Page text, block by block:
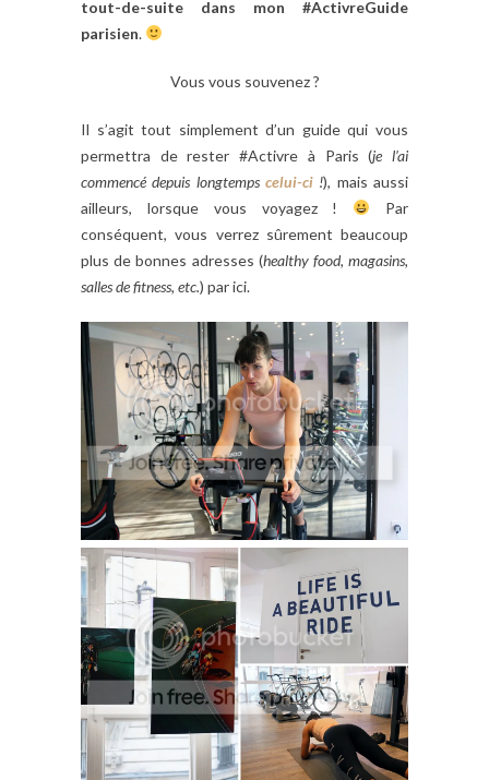
tout-de-suite dans mon #ActivreGuide
parisien.
Vous vous souvenez ?
Il s’agit tout simplement d’un guide qui vous
permettra de rester #Activre à Paris (je l’ai
commencé depuis longtemps celui-ci !), mais aussi
ailleurs, lorsque vous voyagez !
Par
conséquent, vous verrez sûrement beaucoup
plus de bonnes adresses (healthy food, magasins,
salles de fitness, etc.) par ici.